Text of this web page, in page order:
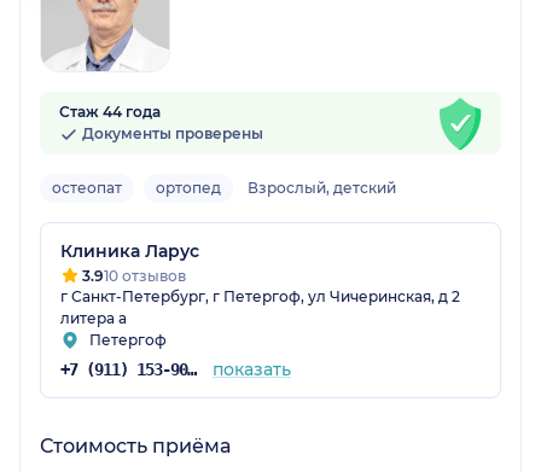
Стаж 44 года
Документы проверены
остеопат ортопед Взрослый, детский
Клиника Ларус
3.910 отзывов
г Санкт-Петербург, г Петергоф, ул Чичеринская, д 2
литера а
Петергоф
+7 (911) 153-90-44 показать
Стоимость приёма